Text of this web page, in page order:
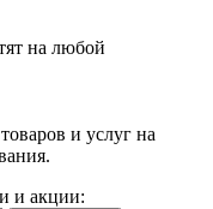
на любой
и услуг на
и акции: